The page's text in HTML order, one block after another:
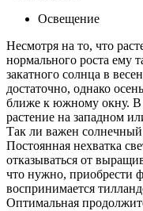
Освещение
Несмотря на то, что
нормального роста ему
закатного солнца в
достаточно, однако
ближе к южному окну.
растение на западном
Так ли важен солнечный
Постоянная нехватка
отказываться от
что нужно, приобрести
воспринимается
Оптимальная